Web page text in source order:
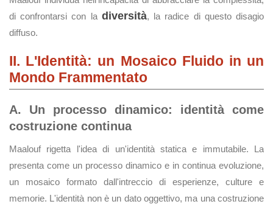
di confrontarsi con la diversità, la radice di questo disagio
diffuso.
II. L'Identità: un Mosaico Fluido in un
Mondo Frammentato
A. Un processo dinamico: identità come
costruzione continua
Maalouf rigetta l'idea di un'identità statica e immutabile. La
presenta come un processo dinamico e in continua evoluzione,
un mosaico formato dall'intreccio di esperienze, culture e
memorie. L'identità non è un dato oggettivo, ma una costruzione